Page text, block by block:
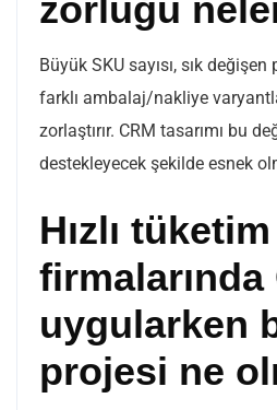
zorluğu
Büyük SKU sayısı, sık
farklı ambalaj/nakliye
zorlaştırır. CRM tasarımı bu
destekleyecek şekilde esnek
Hızlı tüketim
firmalarında
uygularken
projesi ne